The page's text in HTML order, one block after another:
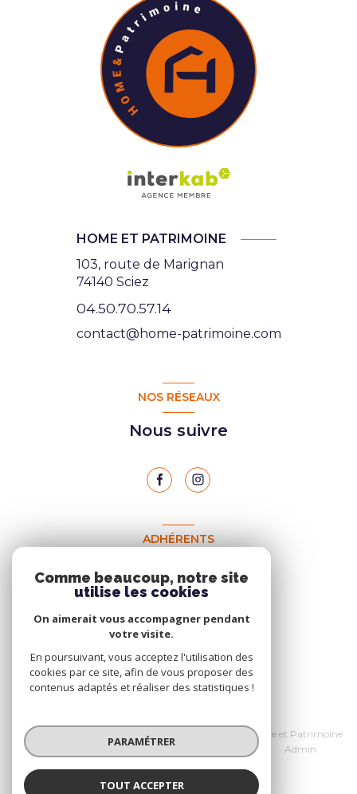
HOME ET PATRIMOINE
103, route de Marignan
74140 Sciez
04.50.70.57.14
contact@home-patrimoine.com
NOS RÉSEAUX
Nous suivre
ADHÉRENTS
Nous adhérons
Données personnelles Home et Patrimoine
Nos partenaires
Admin
Comme beaucoup, notre site
utilise les cookies
On aimerait vous accompagner pendant
votre visite.
En poursuivant, vous acceptez l'utilisation des
cookies par ce site, afin de vous proposer des
contenus adaptés et réaliser des statistiques !
PARAMÉTRER
TOUT ACCEPTER